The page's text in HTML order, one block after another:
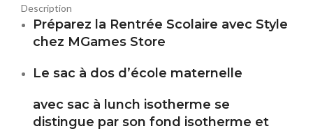
Description
Préparez la Rentrée Scolaire avec Style
chez MGames Store
Le sac à dos d’école maternelle
avec sac à lunch isotherme se
distingue par son fond isotherme et